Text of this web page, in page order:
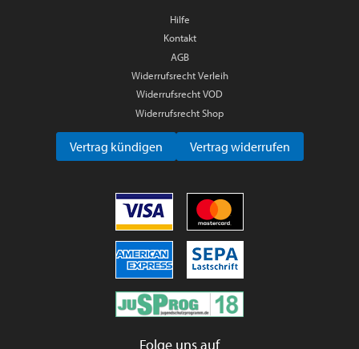
Hilfe
Kontakt
AGB
Widerrufsrecht Verleih
Widerrufsrecht VOD
Widerrufsrecht Shop
Vertrag kündigen Vertrag widerrufen
Folge uns auf